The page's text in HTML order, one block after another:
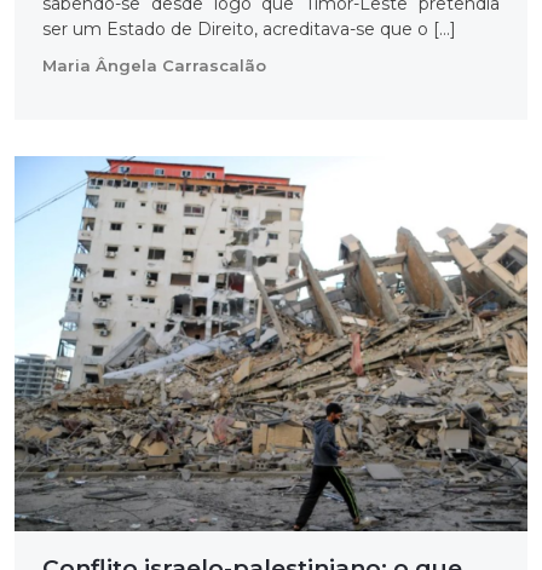
ser um Estado de Direito, acreditava-se que o […]
Maria Ângela Carrascalão